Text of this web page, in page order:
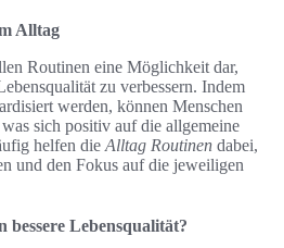
Alltag
Routinen eine Möglichkeit dar,
zu verbessern. Indem
werden, können Menschen
sich positiv auf die allgemeine
helfen die Alltag Routinen dabei,
und den Fokus auf die jeweiligen
Lebensqualität?